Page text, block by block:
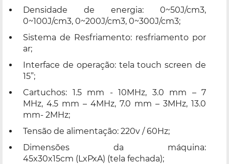
Densidade de energia: 0~50J/cm3,
0~100J/cm3, 0~200J/cm3, 0~300J/cm3;
Sistema de Resfriamento: resfriamento por
ar;
Interface de operação: tela touch screen de
15”;
Cartuchos: 1.5 mm - 10MHz, 3.0 mm – 7
MHz, 4.5 mm – 4MHz, 7.0 mm – 3MHz, 13.0
mm- 2MHz;
Tensão de alimentação: 220v / 60Hz;
Dimensões da máquina:
45x30x15cm (LxPxA) (tela fechada);